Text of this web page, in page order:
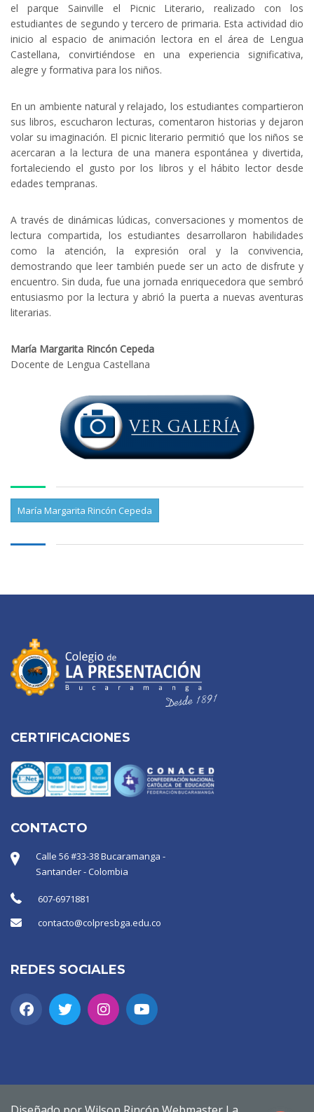
el parque Sainville el Picnic Literario, realizado con los
estudiantes de segundo y tercero de primaria. Esta actividad dio
inicio al espacio de animación lectora en el área de Lengua
Castellana, convirtiéndose en una experiencia significativa,
alegre y formativa para los niños.
En un ambiente natural y relajado, los estudiantes compartieron
sus libros, escucharon lecturas, comentaron historias y dejaron
volar su imaginación. El picnic literario permitió que los niños se
acercaran a la lectura de una manera espontánea y divertida,
fortaleciendo el gusto por los libros y el hábito lector desde
edades tempranas.
A través de dinámicas lúdicas, conversaciones y momentos de
lectura compartida, los estudiantes desarrollaron habilidades
como la atención, la expresión oral y la convivencia,
demostrando que leer también puede ser un acto de disfrute y
encuentro. Sin duda, fue una jornada enriquecedora que sembró
entusiasmo por la lectura y abrió la puerta a nuevas aventuras
literarias.
María Margarita Rincón Cepeda
Docente de Lengua Castellana
María Margarita Rincón Cepeda
CERTIFICACIONES
CONTACTO
Calle 56 #33-38 Bucaramanga -
Santander - Colombia
607-6971881
contacto@colpresbga.edu.co
REDES SOCIALES